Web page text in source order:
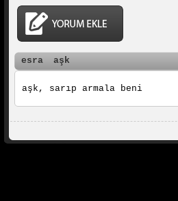
esra aşk
aşk, sarıp armala beni